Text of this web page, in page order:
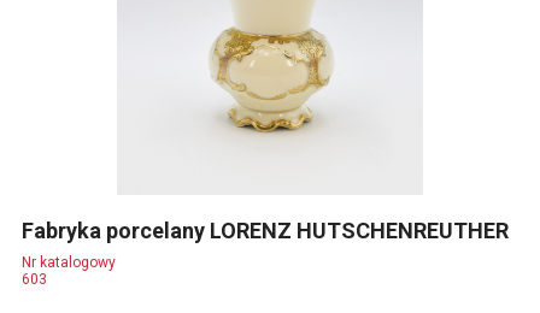
Fabryka porcelany LORENZ HUTSCHENREUTHER
Nr katalogowy
603